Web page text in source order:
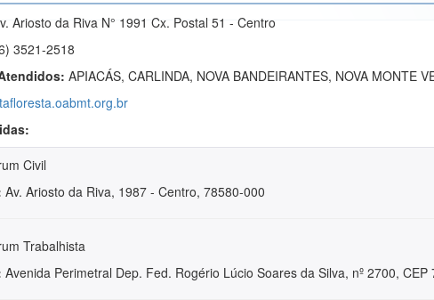
Ariosto da Riva N° 1991 Cx. Postal 51 - Centro
3521-2518
APIACÁS, CARLINDA, NOVA BANDEIRANTES, NOVA MONTE
Civil
Av. Ariosto da Riva, 1987 - Centro, 78580-000
Trabalhista
Avenida Perimetral Dep. Fed. Rogério Lúcio Soares da Silva, nº 2700, CEP